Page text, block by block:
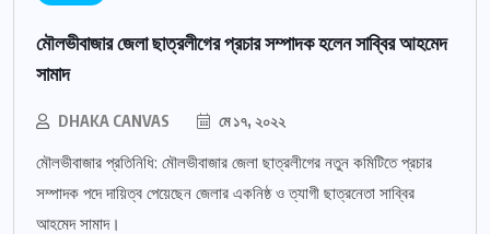
মৌলভীবাজার জেলা ছাত্রলীগের প্রচার সম্পাদক হলেন সাব্বির আহমেদ
সামাদ
DHAKA CANVAS মে ১৭, ২০২২
মৌলভীবাজার প্রতিনিধি: মৌলভীবাজার জেলা ছাত্রলীগের নতুন কমিটিতে প্রচার
সম্পাদক পদে দায়িত্ব পেয়েছেন জেলার একনিষ্ঠ ও ত্যাগী ছাত্রনেতা সাব্বির
আহমেদ সামাদ।